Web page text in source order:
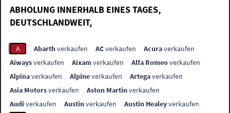
ABHOLUNG INNERHALB EINES TAGES,
DEUTSCHLANDWEIT,
A Abarthverkaufen ACverkaufen Acuraverkaufen
Aiwaysverkaufen Aixamverkaufen Alfa Romeoverkaufen
Alpinaverkaufen Alpineverkaufen Artegaverkaufen
Asia Motorsverkaufen Aston Martinverkaufen
Audi verkaufen Austinverkaufen Austin Healeyverkaufen